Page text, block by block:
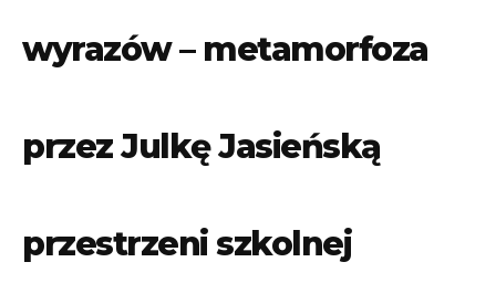
wyrazów – metamorfoza
przez Julkę Jasieńską
przestrzeni szkolnej